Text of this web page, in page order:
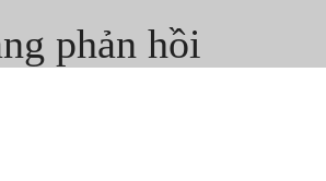
phản hồi